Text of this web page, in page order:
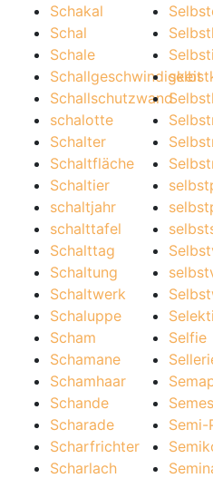
Schakal
Schal
Schale
Schallgeschwindigkeit
Schallschutzwand
schalotte
Schalter
Schaltfläche
Schaltier
schaltjahr
schalttafel
Schalttag
Schaltung
Schaltwerk
Schaluppe
Scham
Schamane
Schamhaar
Schande
Scharade
Scharfrichter
Scharlach
Selfie
Semi-